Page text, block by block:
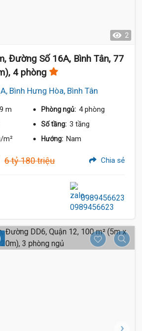
2
Đường Số 16A, Bình Tân, 77
4 phòng
Bình Hưng Hòa, Bình Tân
m Phòng ngủ: 4 phòng
Số tầng: 3 tầng
m² Hướng: Nam
6 tỷ 180 triệu Chia sẻ
0989456623